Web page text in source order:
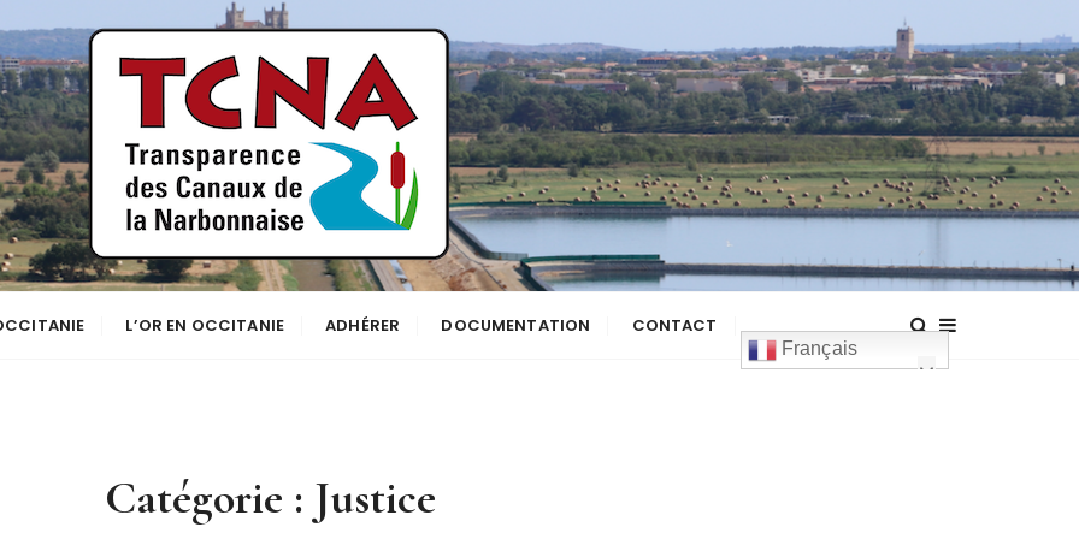
L’OR EN OCCITANIE ADHÉRER DOCUMENTATION CONTACT
Français
Catégorie : Justice